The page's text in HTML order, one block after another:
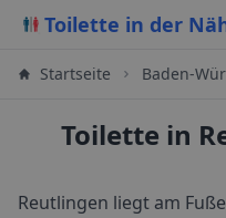
Toilette in der
Startseite Baden-
Toilette in
Reutlingen liegt am